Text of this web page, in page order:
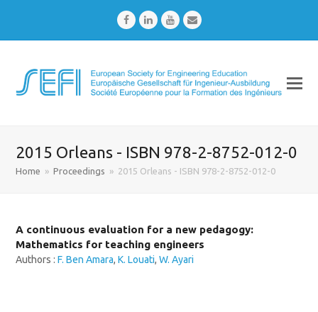
FacebookLinkedInYoutubeEmail
2015 Orleans - ISBN 978-2-8752-012-0
Home » Proceedings » 2015 Orleans - ISBN 978-2-8752-012-0
A continuous evaluation for a new pedagogy:
Mathematics for teaching engineers
Authors :F. Ben Amara,K. Louati,W. Ayari